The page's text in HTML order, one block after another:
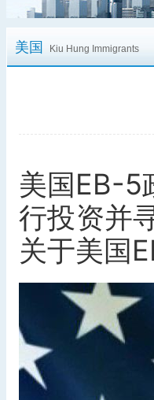
美国 Kiu Hung Immigrants
美国EB-5
行投资并
关于美国